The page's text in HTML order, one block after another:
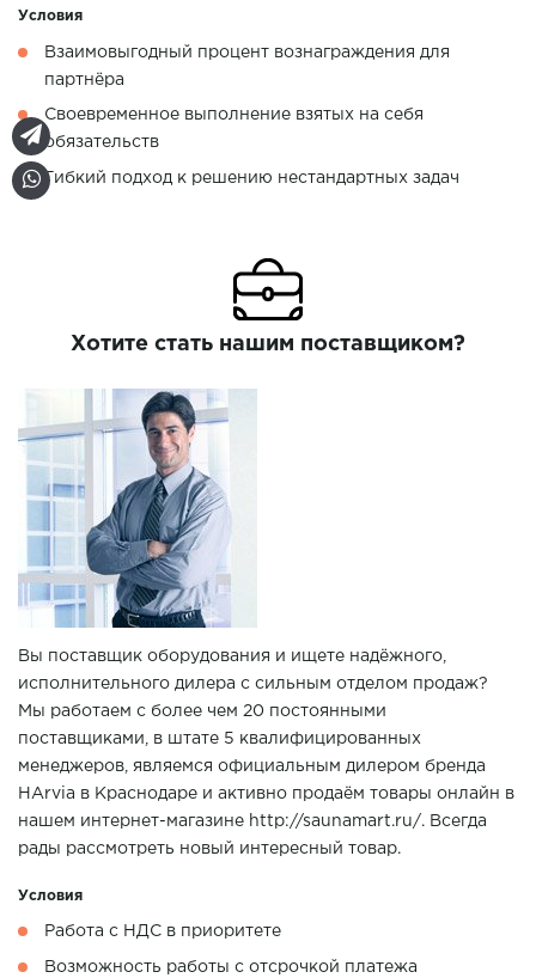
Условия
Взаимовыгодный процент вознаграждения для
партнёра
Своевременное выполнение взятых на себя
обязательств
Гибкий подход к решению нестандартных задач
Хотите стать нашим поставщиком?
Вы поставщик оборудования и ищете надёжного,
исполнительного дилера с сильным отделом продаж?
Мы работаем с более чем 20 постоянными
поставщиками, в штате 5 квалифицированных
менеджеров, являемся официальным дилером бренда
HArvia в Краснодаре и активно продаём товары онлайн в
нашем интернет-магазине http://saunamart.ru/. Всегда
рады рассмотреть новый интересный товар.
Условия
Работа с НДС в приоритете
Возможность работы с отсрочкой платежа